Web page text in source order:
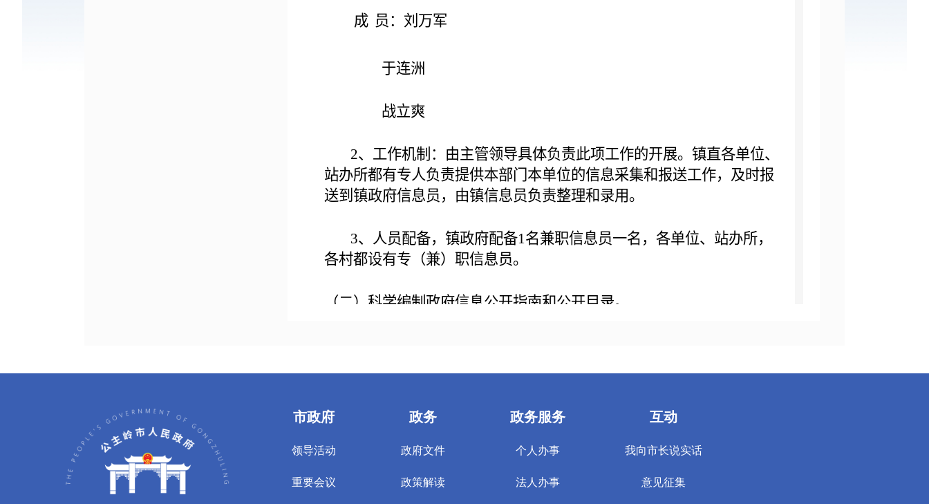
成 员：刘万军
于连洲
战立爽
2、工作机制：由主管领导具体负责此项工作的开展。镇直各单位、
站办所都有专人负责提供本部门本单位的信息采集和报送工作，及时报
送到镇政府信息员，由镇信息员负责整理和录用。
3、人员配备，镇政府配备1名兼职信息员一名，各单位、站办所，
各村都设有专（兼）职信息员。
（二）科学编制政府信息公开指南和公开目录。
（三）逐步完善政府信息公开配套制度。
根据省、市的文件精神，结合实际研究制定相关制度，应公开的必
须主动公开。